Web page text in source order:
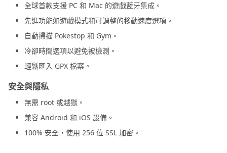
全球首款支援 PC 和 Mac 的遊戲藍牙集成。
先進功能如遊戲模式和可調整的移動速度選項。
自動掃描 Pokestop 和 Gym。
冷卻時間選項以避免被檢測。
輕鬆匯入 GPX 檔案。
安全與隱私
無需 root 或越獄。
兼容 Android 和 iOS 設備。
100% 安全，使用 256 位 SSL 加密。